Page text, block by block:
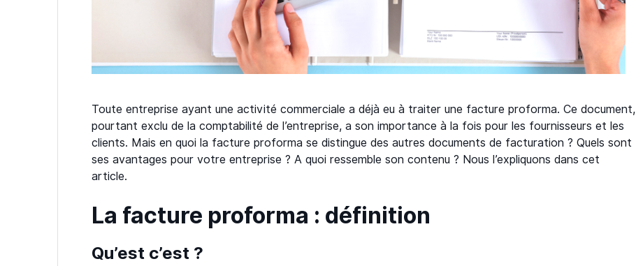
Toute entreprise ayant une activité commerciale a déjà eu à traiter une facture proforma. Ce document,
pourtant exclu de la comptabilité de l’entreprise, a son importance à la fois pour les fournisseurs et les
clients. Mais en quoi la facture proforma se distingue des autres documents de facturation ? Quels sont
ses avantages pour votre entreprise ? A quoi ressemble son contenu ? Nous l’expliquons dans cet
article.
La facture proforma : définition
Qu’est c’est ?